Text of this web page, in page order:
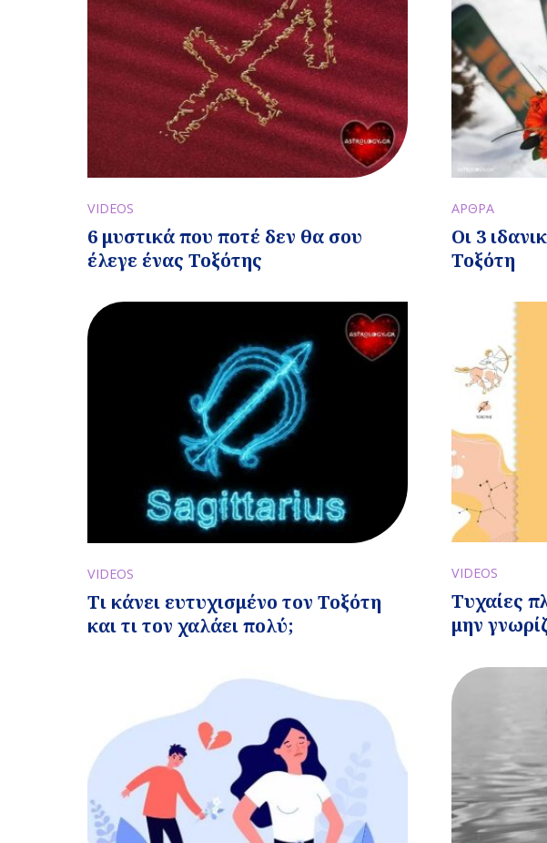
VIDEOS
6 μυστικά που ποτέ δεν θα σου
έλεγε ένας Τοξότης
ΑΡΘΡΑ
Οι 3
Τοξότη
VIDEOS
Τι κάνει ευτυχισμένο τον Τοξότη
και τι τον χαλάει πολύ;
VIDEOS
Τυχαίες
μην